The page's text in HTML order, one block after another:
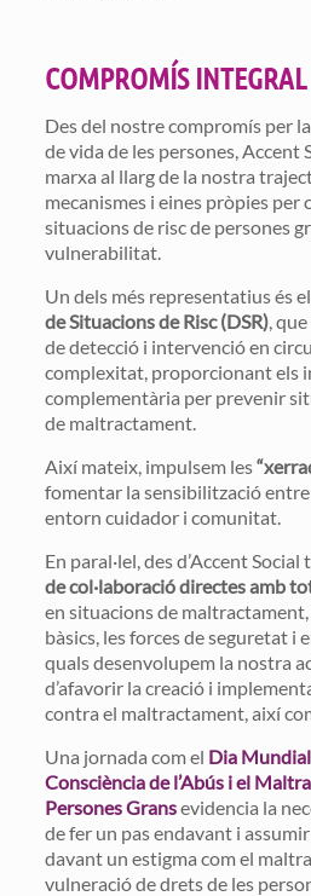
COMPROMÍS INTEGRAL
Des del nostre compromís per
de vida de les persones, Accent
marxa al llarg de la nostra
mecanismes i eines pròpies per
situacions de risc de persones
vulnerabilitat.
Un dels més representatius és el
de Situacions de Risc (DSR),
de detecció i intervenció en
complexitat, proporcionant els
complementària per prevenir
de maltractament.
Així mateix, impulsem les
fomentar la sensibilització entre
entorn cuidador i comunitat.
En paral·lel, des d’Accent
de col·laboració directes amb
en situacions de maltractament,
bàsics, les forces de seguretat i
quals desenvolupem la nostra
d’afavorir la creació i
contra el maltractament, així
Una jornada com el Dia
Consciència de l’Abús i el
Persones Gransevidencia la
de fer un pas endavant i
davant un estigma com el
vulneració de drets de les